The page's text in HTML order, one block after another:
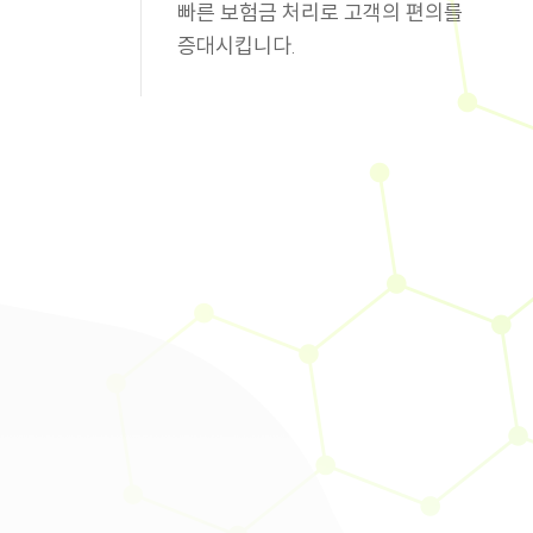
빠른 보험금 처리로 고객의 편의를
증대시킵니다.